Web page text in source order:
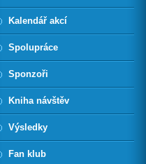
Kalendář akcí
Spolupráce
Sponzoři
Kniha návštěv
Výsledky
Fan klub